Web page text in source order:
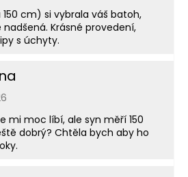
150 cm) si vybrala váš batoh,
Krásné provedení,
s úchyty.
obchodu je 5 z 5 hvězdiček.
mi moc líbí, ale syn měří 150
dobrý? Chtěla bych aby ho